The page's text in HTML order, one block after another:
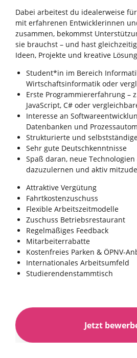
Dabei arbeitest du idealerweise
mit erfahrenen Entwicklerinnen
zusammen, bekommst
sie brauchst – und hast
Ideen, Projekte und kreative
Student*in im Bereich
Wirtschaftsinformatik oder
Erste Programmiererfahrung –
JavaScript, C# oder
Interesse an
Datenbanken und
Strukturierte und
Sehr gute Deutschkenntnisse
Spaß daran, neue
dazuzulernen und aktiv
Attraktive Vergütung
Fahrtkosten­zuschuss
Flexible Arbeits­zeit­modelle
Zuschuss Betriebs­restaurant
Regelmäßiges Feedback
Mitarbeiter­rabatte
Kosten­freies Parken & ÖPNV-
Inter­nationales Arbeits­umfeld
Studierenden­stammtisch